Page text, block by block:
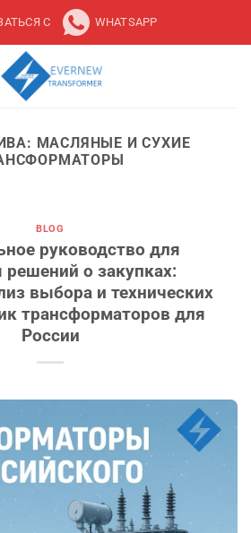
С WHATSAPP
МАСЛЯНЫЕ И СУХИЕ
BLOG
руководство для
решений о закупках:
выбора и технических
трансформаторов для
России